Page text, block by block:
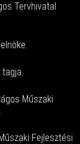
Tervhivatal
tagja.
Műszaki
Fejlesztési